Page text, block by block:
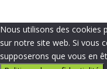
Nous utilisons des cookies
sur notre site web. Si vous
supposerons que vous en